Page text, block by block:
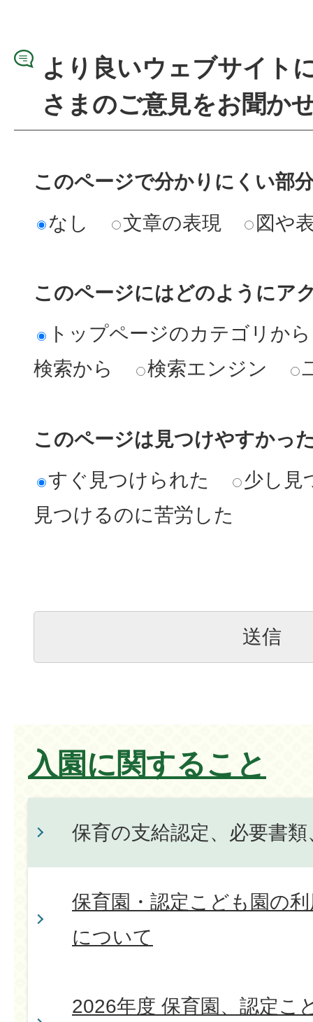
より良いウェブサイト
さまのご意見をお聞か
このページで分かりにくい部
なし
文章の表現 図や
このページにはどのようにア
トップページのカテゴリから
検索から
検索エンジン
このページは見つけやすかっ
すぐ見つけられた
少し見
見つけるのに苦労した
入園に関すること
保育の支給認定、必要書
保育園・認定こども園の
について
2026年度 保育園、認定こ